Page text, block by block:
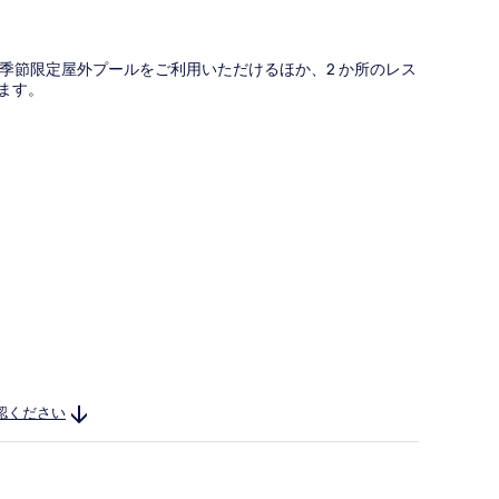
限定屋外プールをご利用いただけるほか、2 か所のレス
。
ください